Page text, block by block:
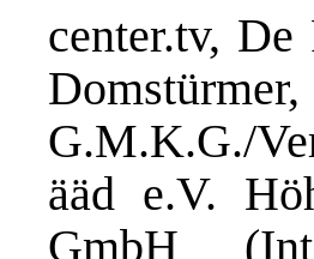
center.tv,
G.M.K.G./
ääd e.V.
GmbH